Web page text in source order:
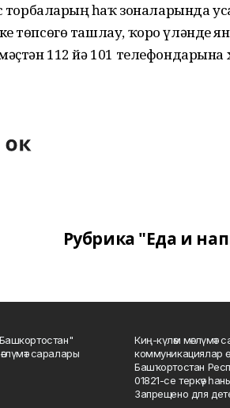
торбаларҙың һаҡ зоналарында
төпсөгө ташлау, ҡоро үләнде
112 йә 101 телефондарына
Рубрика "Еда и
саралары
Киң-күләм мәғлүмәт
коммуникациялар
Башҡортостан
01821-се теркәү
Запрещено для